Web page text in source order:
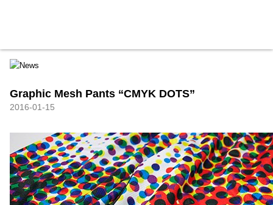
Graphic Mesh Pants “CMYK DOTS”
2016-01-15